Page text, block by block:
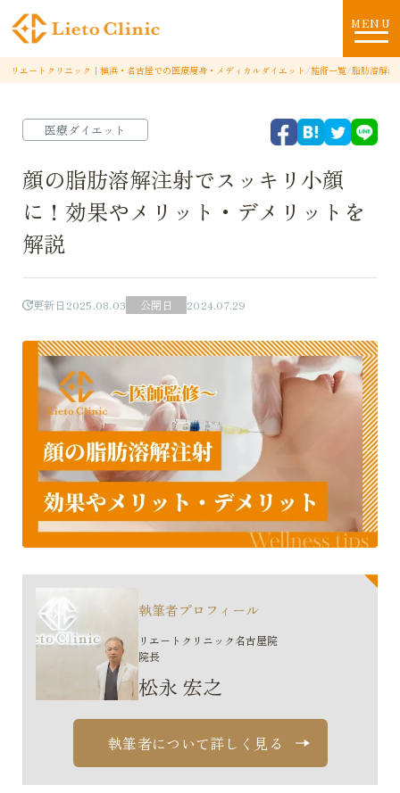
MENU
リエートクリニック｜横浜・名古屋での医療痩身・メディカルダイエット /施術一覧/脂肪溶解注
医療ダイエット
顔の脂肪溶解注射でスッキリ小顔
に！効果やメリット・デメリットを
解説
更新日 2025.08.03 公開日 2024.07.29
執筆者プロフィール
リエートクリニック名古屋院
院長
松永 宏之
執筆者について詳しく見る